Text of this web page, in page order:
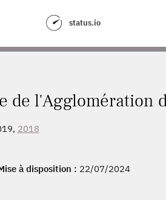
status.io
de l'Agglomération
2018
à disposition : 22/07/2024